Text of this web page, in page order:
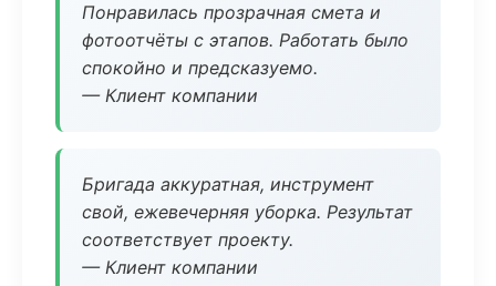
Понравилась прозрачная смета и
фотоотчёты с этапов. Работать было
спокойно и предсказуемо.
— Клиент компании
Бригада аккуратная, инструмент
свой, ежевечерняя уборка. Результат
соответствует проекту.
— Клиент компании